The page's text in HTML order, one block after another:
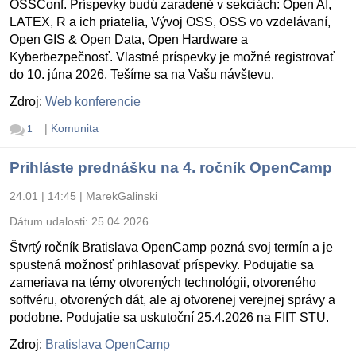
OSSConf. Príspevky budú zaradené v sekciách: Open AI,
LATEX, R a ich priatelia, Vývoj OSS, OSS vo vzdelávaní,
Open GIS & Open Data, Open Hardware a
Kyberbezpečnosť. Vlastné príspevky je možné registrovať
do 10. júna 2026. Tešíme sa na Vašu návštevu.
Zdroj: Web konferencie
1 | Komunita
Prihláste prednášku na 4. ročník OpenCamp
24.01 | 14:45 | MarekGalinski
Dátum udalosti: 25.04.2026
Štvrtý ročník Bratislava OpenCamp pozná svoj termín a je
spustená možnosť prihlasovať príspevky. Podujatie sa
zameriava na témy otvorených technológii, otvoreného
softvéru, otvorených dát, ale aj otvorenej verejnej správy a
podobne. Podujatie sa uskutoční 25.4.2026 na FIIT STU.
Zdroj: Bratislava OpenCamp